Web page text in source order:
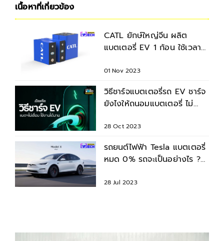
เนื้อหาที่เกี่ยวข้อง
CATL ยักษ์ใหญ่จีน ผลิต
แบตเตอรี่ EV 1 ก้อน ใช้เวลา
01 Nov 2023
วิธีชาร์จแบตเตอรี่รถ EV ชาร์จ
ยังไงให้ถนอมแบตเตอรี่ ไม่
28 Oct 2023
รถยนต์ไฟฟ้า Tesla แบตเตอรี่
หมด 0% รถจะเป็นอย่างไร ?
28 Jul 2023